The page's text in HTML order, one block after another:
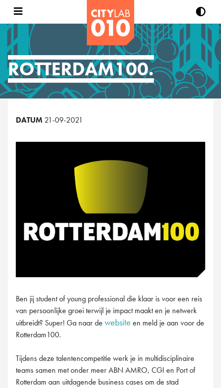
ROTTERDAM100.
DATUM 21-09-2021
Ben jij student of young professional die klaar is voor een reis
van persoonlijke groei terwijl je impact maakt en je netwerk
uitbreidt? Super! Ga naar de website en meld je aan voor de
Rotterdam100.
Tijdens deze talentencompetitie werk je in multidisciplinaire
teams samen met onder meer ABN AMRO, CGI en Port of
Rotterdam aan uitdagende business cases om de stad